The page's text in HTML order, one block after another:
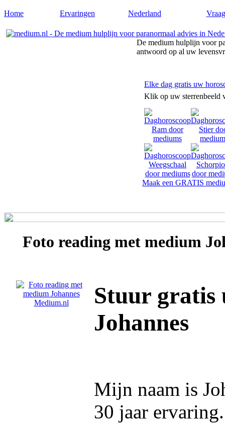
Home Ervaringen Nederland
De medium hulplijn voor
antwoord op al uw
Elke dag gratis uw
Klik op uw sterrenbeeld
Maak een GRATIS
Foto reading met medium
Stuur gratis
Johannes
Mijn naam is
30 jaar